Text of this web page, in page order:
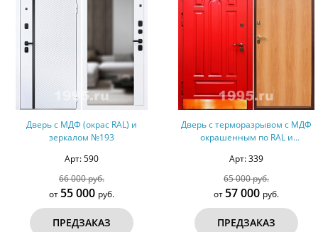
Дверь с МДФ (окрас RAL) и
зеркалом №193
Арт: 590
66 000 руб.
от 55 000 руб.
ПРЕДЗАКАЗ
Дверь с терморазрывом с МДФ
окрашенным по RAL и
Арт: 339
65 000 руб.
от 57 000 руб.
ПРЕДЗАКАЗ